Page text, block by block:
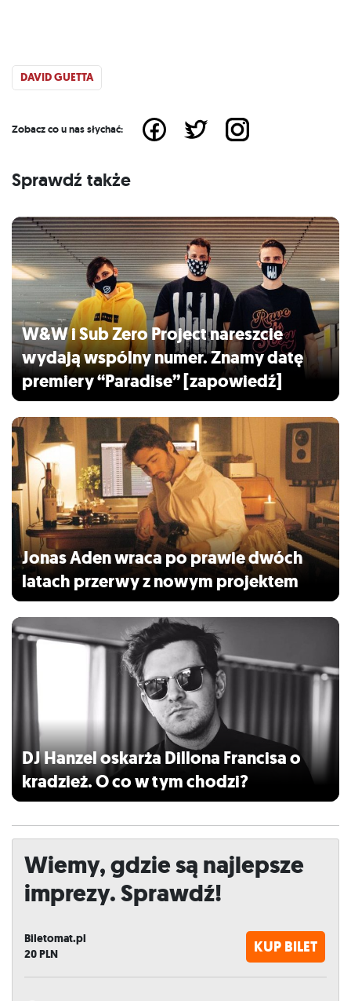
DAVID GUETTA
Zobacz co u nas słychać:
Sprawdź także
W&W i Sub Zero Project nareszcie
wydają wspólny numer. Znamy datę
premiery “Paradise” [zapowiedź]
Jonas Aden wraca po prawie dwóch
latach przerwy z nowym projektem
DJ Hanzel oskarża Dillona Francisa o
kradzież. O co w tym chodzi?
Wiemy, gdzie są najlepsze
imprezy. Sprawdź!
Biletomat.pl
20PLN KUP BILET